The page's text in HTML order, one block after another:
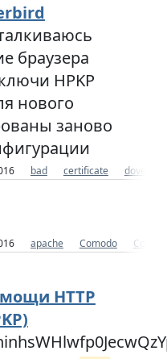
браузера
HPKP
нового
заново
bad certificate dovecot
apache Comodo
HTTP